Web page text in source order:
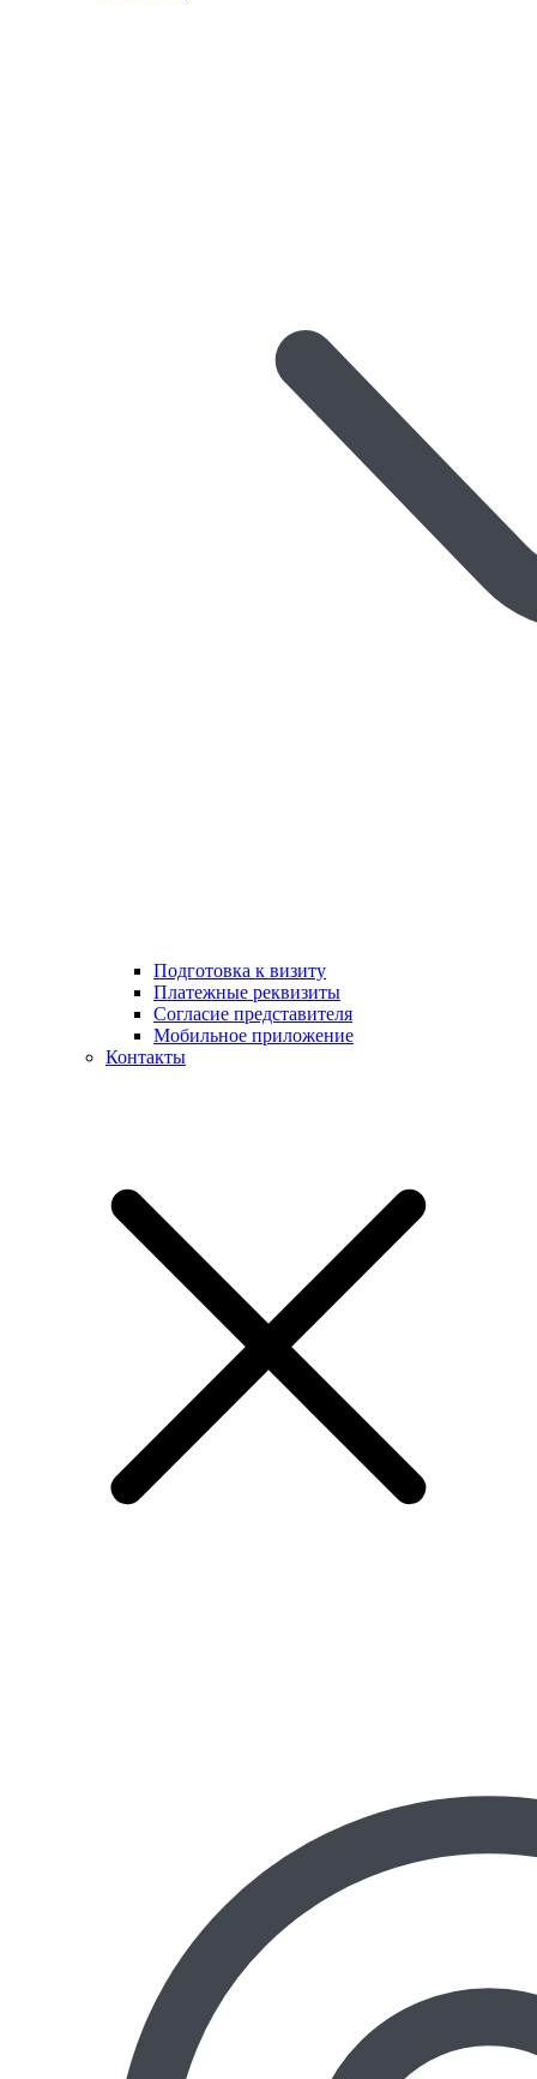
Подготовка к визиту
Платежные реквизиты
Согласие представителя
Мобильное приложение
Контакты